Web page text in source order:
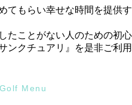
てもらい幸せな時間を提供す
たことがない人のための初心
ンクチュアリ』を是非ご利用
Menu